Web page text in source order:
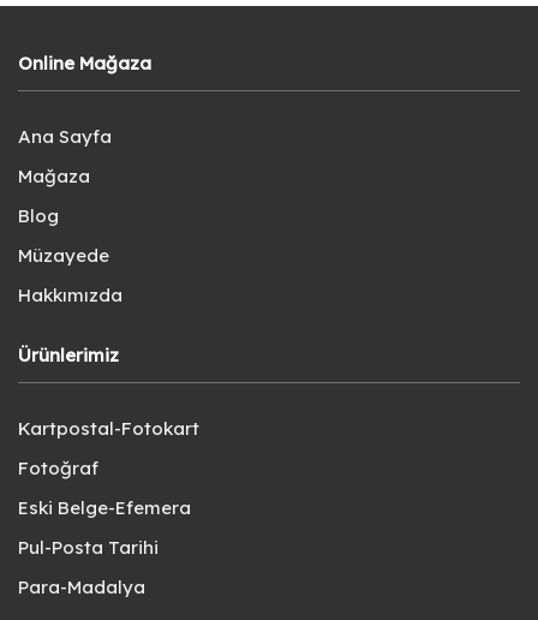
Online Mağaza
Ana Sayfa
Mağaza
Blog
Müzayede
Hakkımızda
Ürünlerimiz
Kartpostal-Fotokart
Fotoğraf
Eski Belge-Efemera
Pul-Posta Tarihi
Para-Madalya